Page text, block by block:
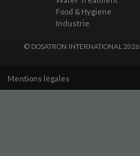
Food & Hygiene
Industrie
© DOSATRON INTERNATIONAL 2026
Mentions légales